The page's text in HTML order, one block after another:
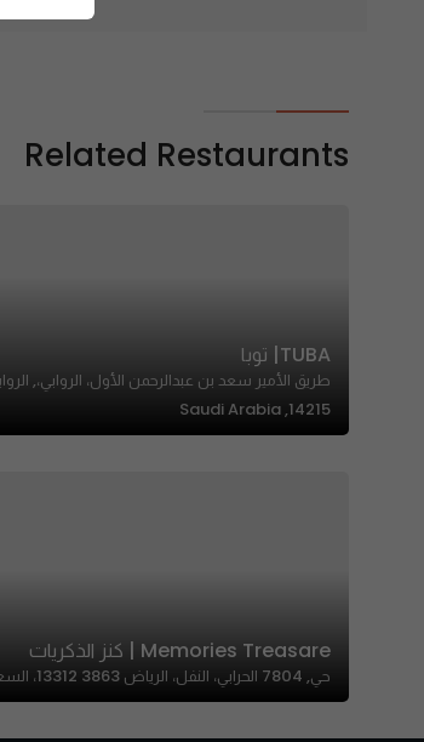
Related Restaurants
TUBA| توبا
طريق الأمير سعد بن عبدالرحمن الأول، الروابي،,
14215, Saudi Arabia
Memories Treasare | كنز الذكريات
حي, 7804 الحرابي، النفل، الرياض 13312 3863، السعودية